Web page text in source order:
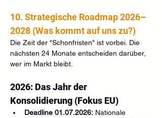
10. Strategische Roadmap 2026–
2028 (Was kommt auf uns zu?)
Die Zeit der "Schonfristen" ist vorbei. Die
nächsten 24 Monate entscheiden darüber,
wer im Markt bleibt.
2026: Das Jahr der
Konsolidierung (Fokus EU)
Deadline 01.07.2026: Nationale